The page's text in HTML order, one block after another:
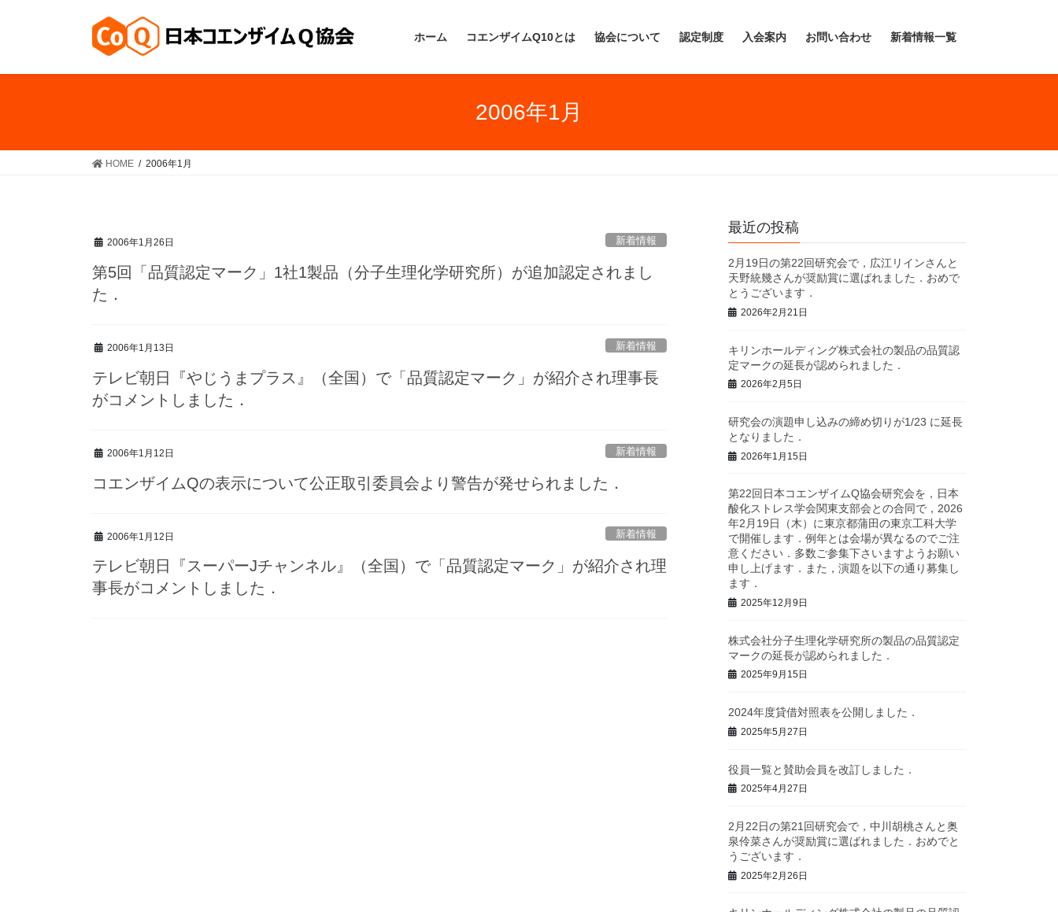
ホーム コエンザイムQ10とは 協会について 認定制度 入会案内 お問い合わせ 新着情報一覧
2006年1月
HOME 2006年1月
2006年1月26日 新着情報
第5回「品質認定マーク」1社1製品（分子生理化学研究所）が追加認定されまし
た．
2006年1月13日 新着情報
テレビ朝日『やじうまプラス』（全国）で「品質認定マーク」が紹介され理事長
がコメントしました．
2006年1月12日 新着情報
コエンザイムQの表示について公正取引委員会より警告が発せられました．
2006年1月12日 新着情報
テレビ朝日『スーパーJチャンネル』（全国）で「品質認定マーク」が紹介され理
事長がコメントしました．
最近の投稿
2月19日の第22回研究会で，広江リインさんと
天野統幾さんが奨励賞に選ばれました．おめで
とうございます．
2026年2月21日
キリンホールディング株式会社の製品の品質認
定マークの延長が認められました．
2026年2月5日
研究会の演題申し込みの締め切りが1/23 に延長
となりました．
2026年1月15日
第22回日本コエンザイムQ協会研究会を，日本
酸化ストレス学会関東支部会との合同で，2026
年2月19日（木）に東京都蒲田の東京工科大学
で開催します．例年とは会場が異なるのでご注
意ください．多数ご参集下さいますようお願い
申し上げます．また，演題を以下の通り募集し
ます．
2025年12月9日
株式会社分子生理化学研究所の製品の品質認定
マークの延長が認められました．
2025年9月15日
2024年度貸借対照表を公開しました．
2025年5月27日
役員一覧と賛助会員を改訂しました．
2025年4月27日
2月22日の第21回研究会で，中川胡桃さんと奥
泉伶菜さんが奨励賞に選ばれました．おめでと
うございます．
2025年2月26日